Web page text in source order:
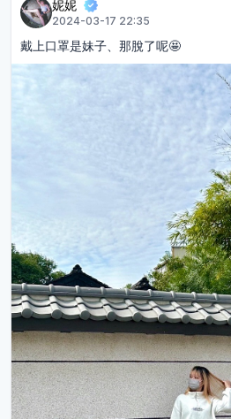
妮妮
2024-03-17 22:35
戴上口罩是妹子、那脫了呢🤩